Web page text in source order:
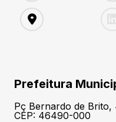
Prefeitura
Pç Bernardo de
CEP: 46490-000